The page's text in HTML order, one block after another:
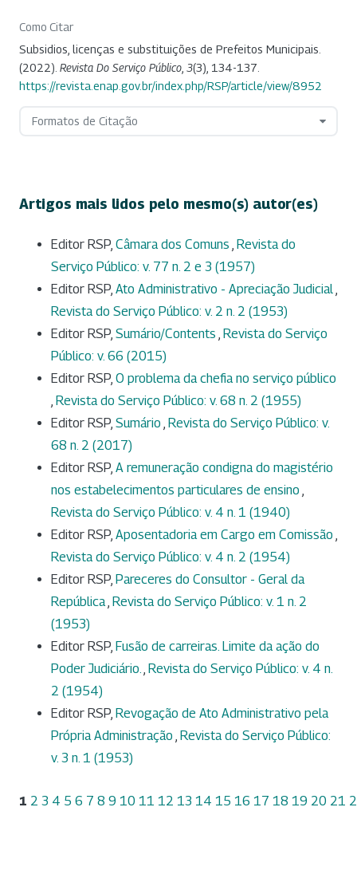
Como Citar
Subsidios, licenças e substituições de Prefeitos Municipais.
(2022). Revista Do Serviço Público 3(3), 134-137.
https://revista.enap.gov.br/index.php/RSP/article/view/8952
Formatos de Citação
Artigos mais lidos pelo mesmo(s) autor(es)
Editor RSP, Câmara dos Comuns , Revista do
Serviço Público: v. 77 n. 2 e 3 (1957)
Editor RSP, Ato Administrativo - Apreciação Judicial,
Revista do Serviço Público: v. 2 n. 2 (1953)
Editor RSP, Sumário/Contents , Revista do Serviço
Público: v. 66 (2015)
Editor RSP, O problema da chefia no serviço público
, Revista do Serviço Público: v. 68 n. 2 (1955)
Editor RSP, Sumário , Revista do Serviço Público: v.
68 n. 2 (2017)
Editor RSP, A remuneração condigna do magistério
nos estabelecimentos particulares de ensino ,
Revista do Serviço Público: v. 4 n. 1 (1940)
Editor RSP, Aposentadoria em Cargo em Comissão ,
Revista do Serviço Público: v. 4 n. 2 (1954)
Editor RSP, Pareceres do Consultor - Geral da
República, Revista do Serviço Público: v. 1 n. 2
(1953)
Editor RSP, Fusão de carreiras. Limite da ação do
Poder Judiciário., Revista do Serviço Público: v. 4 n.
2 (1954)
Editor RSP, Revogação de Ato Administrativo pela
Própria Administração , Revista do Serviço Público:
v. 3 n. 1 (1953)
1 2 3 4 5 6 7 8 9 10 11 12 13 14 15 16 17 18 19 20 21